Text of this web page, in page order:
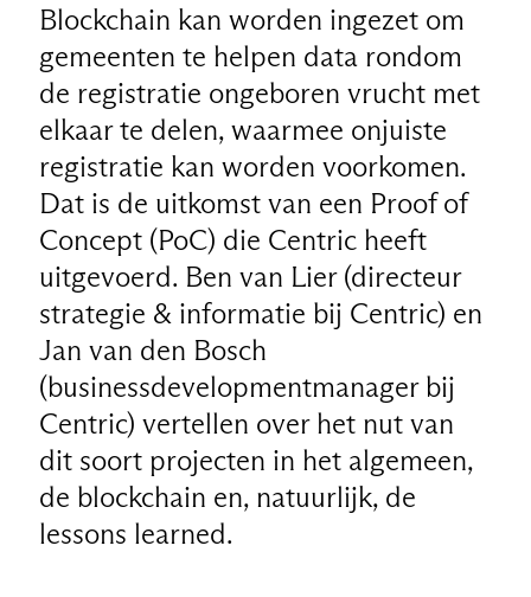
Blockchain kan worden ingezet om
gemeenten te helpen data rondom
de registratie ongeboren vrucht met
elkaar te delen, waarmee onjuiste
registratie kan worden voorkomen.
Dat is de uitkomst van een Proof of
Concept (PoC) die Centric heeft
uitgevoerd. Ben van Lier (directeur
strategie & informatie bij Centric) en
Jan van den Bosch
(businessdevelopmentmanager bij
Centric) vertellen over het nut van
dit soort projecten in het algemeen,
de blockchain en, natuurlijk, de
lessons learned.